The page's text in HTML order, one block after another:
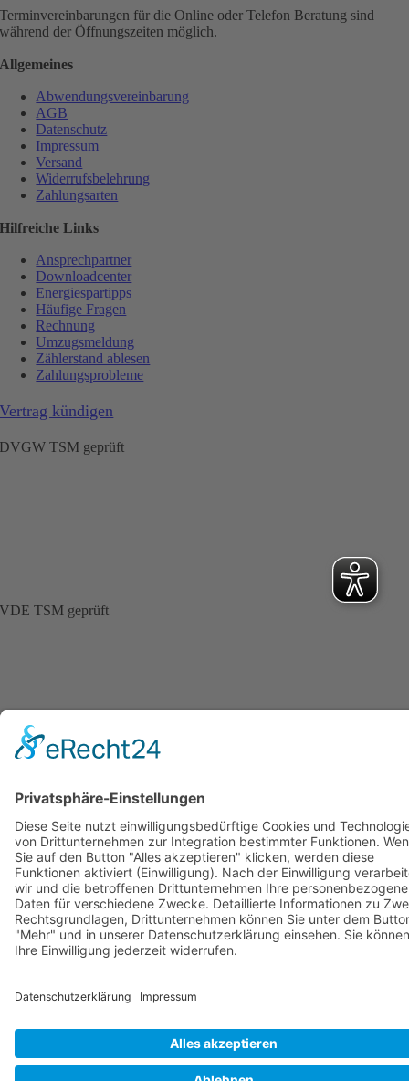
Terminvereinbarungen für die Online oder Telefon Beratung sind
während der Öffnungszeiten möglich.
Allgemeines
Abwendungsvereinbarung
AGB
Datenschutz
Impressum
Versand
Widerrufsbelehrung
Zahlungsarten
Hilfreiche Links
Ansprechpartner
Downloadcenter
Energiespartipps
Häufige Fragen
Rechnung
Umzugsmeldung
Zählerstand ablesen
Zahlungsprobleme
Vertrag kündigen
DVGW TSM geprüft
VDE TSM geprüft
Page load link
Nach oben